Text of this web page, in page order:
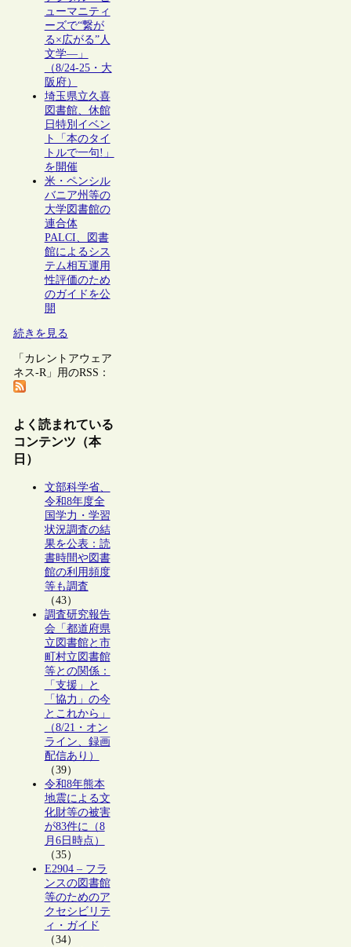
ューマニティ
ーズで“繋が
る×広がる”人
文学―」
（8/24-25・大
阪府）
埼玉県立久喜
図書館、休館
日特別イベン
ト「本のタイ
トルで一句!」
を開催
米・ペンシル
バニア州等の
大学図書館の
連合体
PALCI、図書
館によるシス
テム相互運用
性評価のため
のガイドを公
開
続きを見る
「カレントアウェア
ネス-R」用のRSS：
よく読まれている
コンテンツ（本
日）
文部科学省、
令和8年度全
国学力・学習
状況調査の結
果を公表：読
書時間や図書
館の利用頻度
等も調査
（43）
調査研究報告
会「都道府県
立図書館と市
町村立図書館
等との関係：
「支援」と
「協力」の今
とこれから」
（8/21・オン
ライン、録画
配信あり）
（39）
令和8年熊本
地震による文
化財等の被害
が83件に（8
月6日時点）
（35）
E2904 – フラ
ンスの図書館
等のためのア
クセシビリテ
ィ・ガイド
（34）